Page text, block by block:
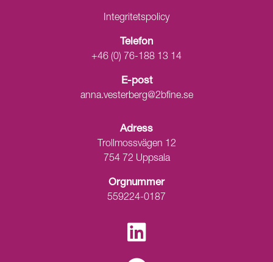
Integritetspolicy
Telefon
+46 (0) 76-188 13 14
E-post
anna.vesterberg@2bfine.se
Adress
Trollmossvägen 12
754 72 Uppsala
Orgnummer
559224-0187